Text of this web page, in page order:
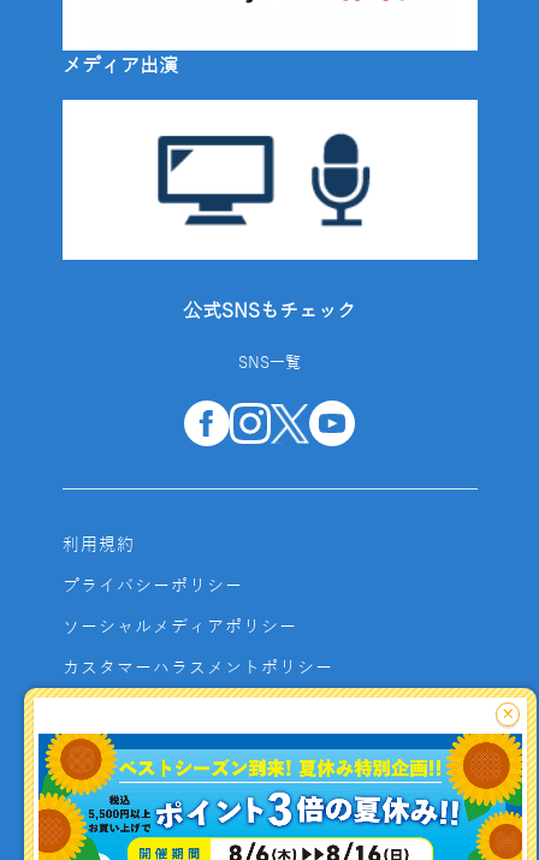
メディア出演
公式SNSもチェック
SNS一覧
利用規約
プライバシーポリシー
ソーシャルメディアポリシー
カスタマーハラスメントポリシー
よくあるご質問
お問い合わせ
利用者資金の保全方法
×